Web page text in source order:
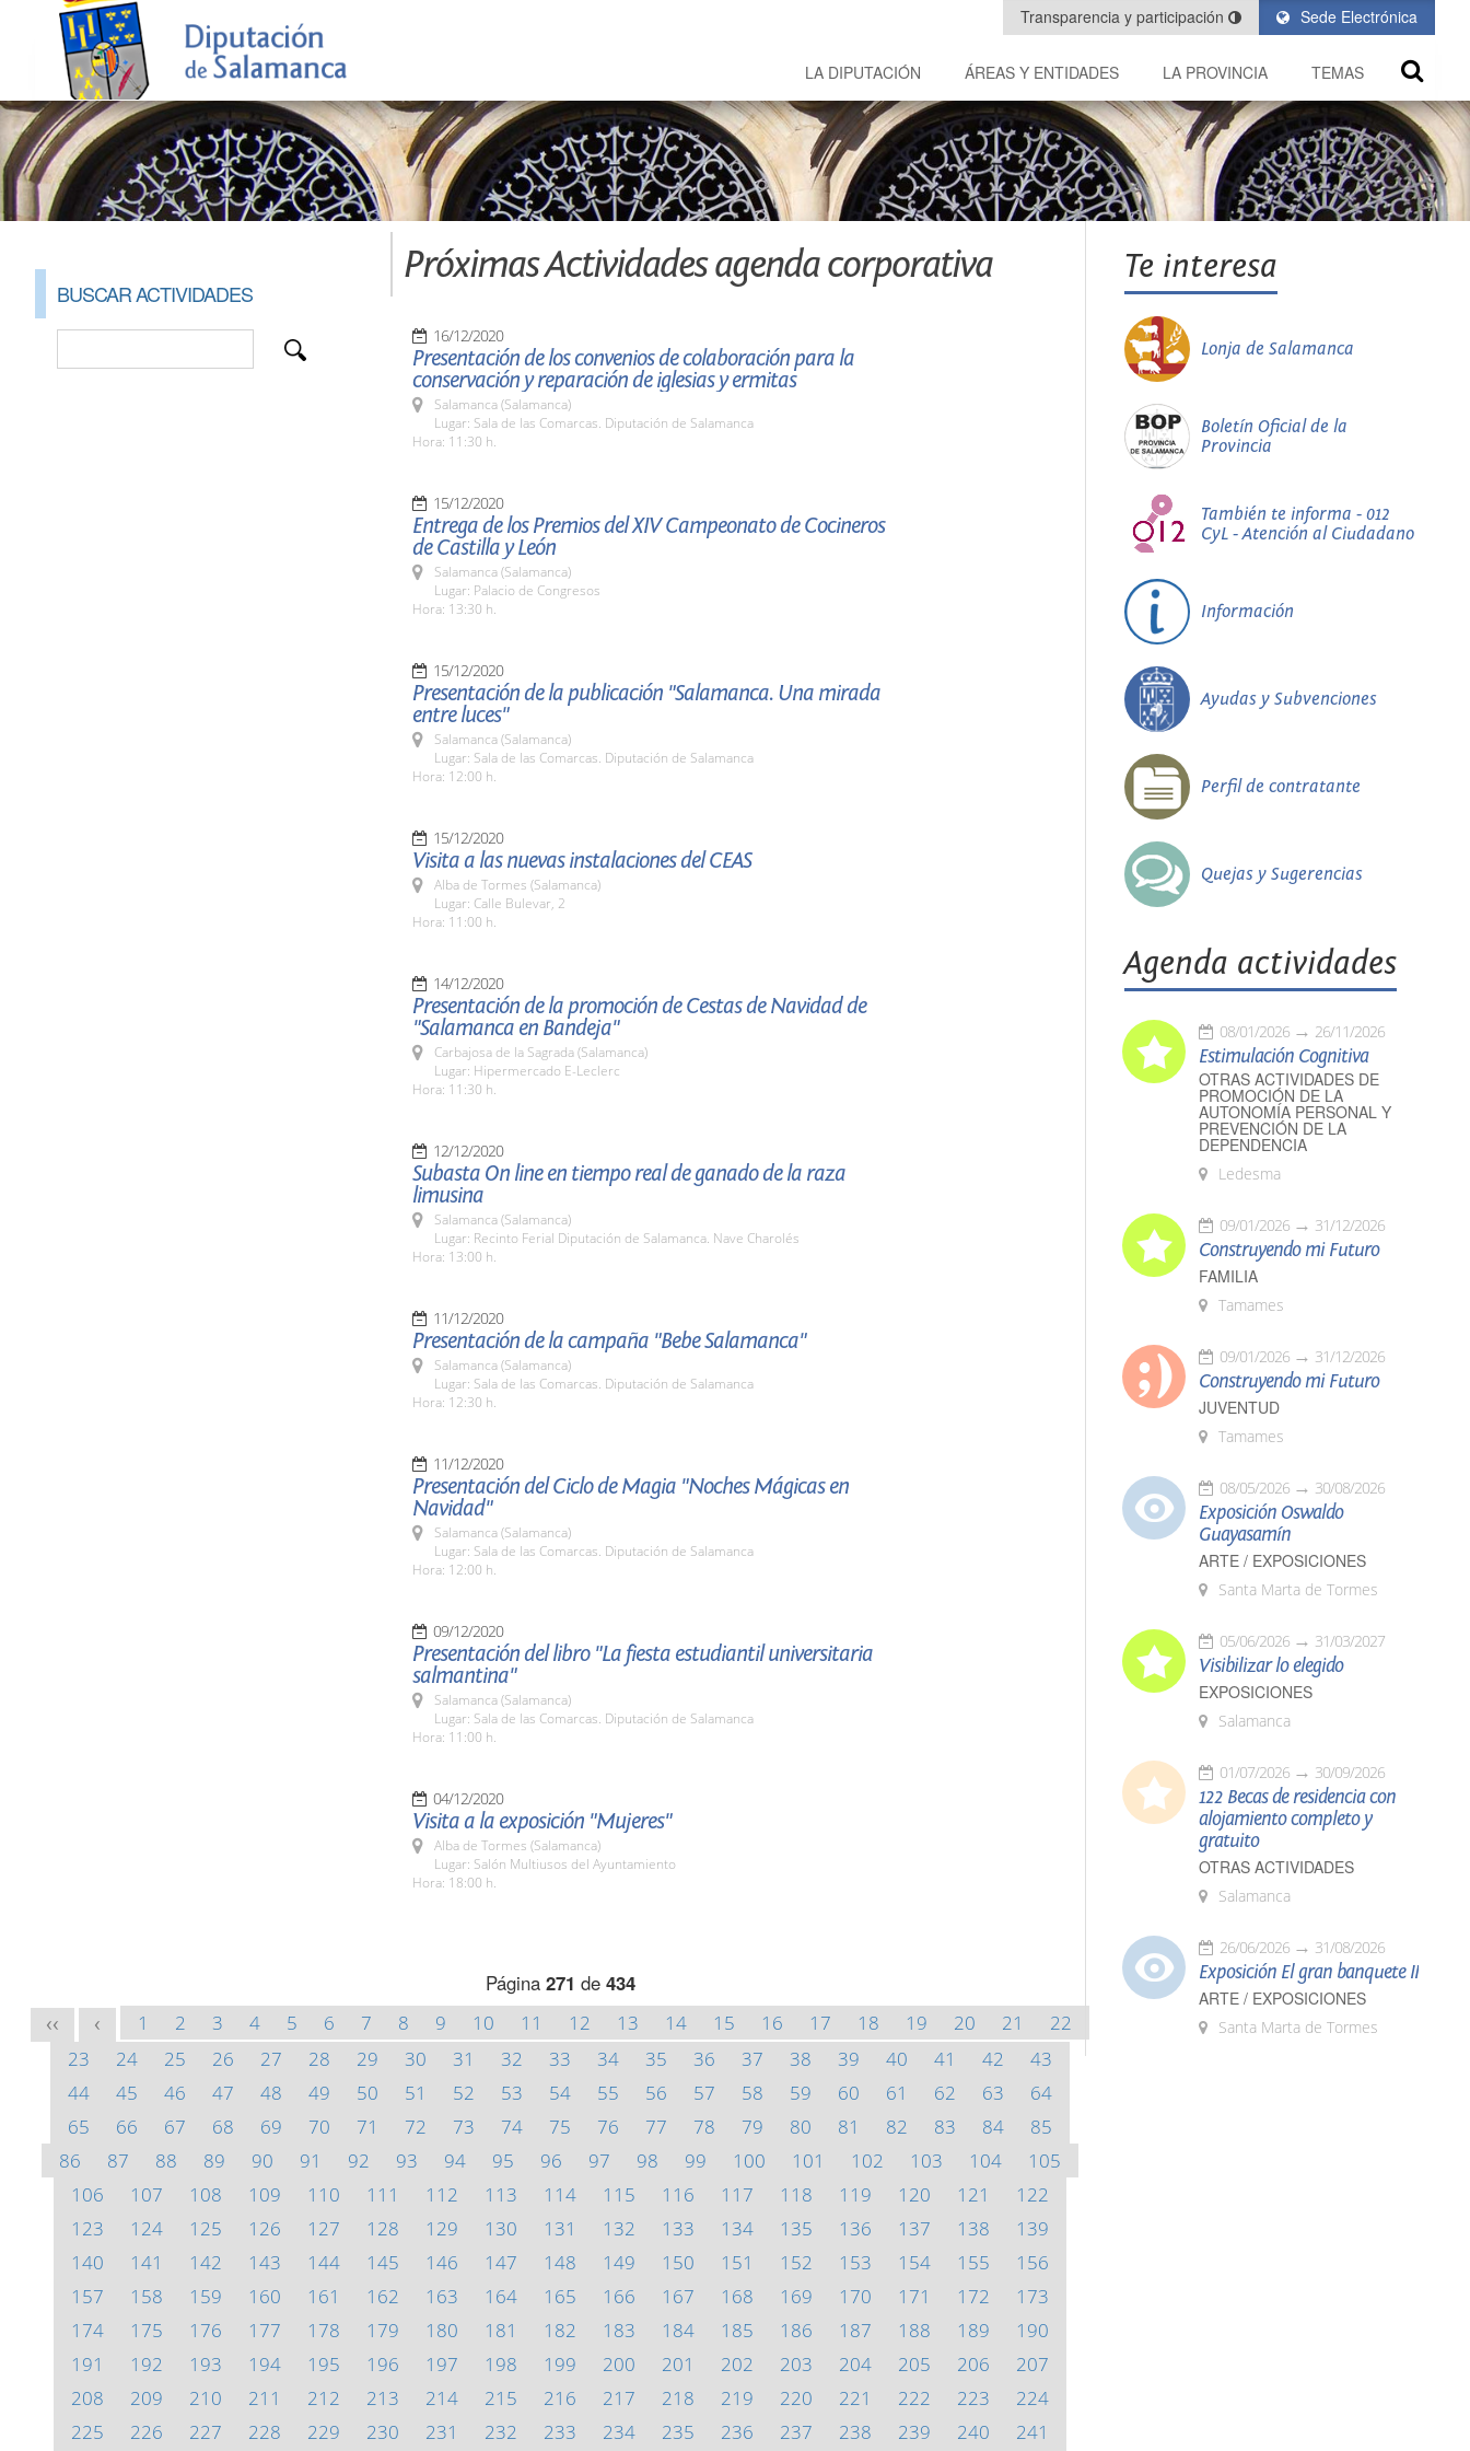
Sede Electrónica
Transparencia y participación
LA DIPUTACIÓN ÁREAS Y ENTIDADES LA PROVINCIA TEMAS
BUSCAR ACTIVIDADES
Próximas Actividades agenda corporativa
16/12/2020
Presentación de los convenios de colaboración para la
conservación y reparación de iglesias y ermitas
Salamanca (Salamanca)
Lugar: Sala de las Comarcas. Diputación de Salamanca
Hora: 11:30 h.
15/12/2020
Entrega de los Premios del XIV Campeonato de Cocineros
de Castilla y León
Salamanca (Salamanca)
Lugar: Palacio de Congresos
Hora: 13:30 h.
15/12/2020
Presentación de la publicación "Salamanca. Una mirada
entre luces"
Salamanca (Salamanca)
Lugar: Sala de las Comarcas. Diputación de Salamanca
Hora: 12:00 h.
15/12/2020
Visita a las nuevas instalaciones del CEAS
Alba de Tormes (Salamanca)
Lugar: Calle Bulevar, 2
Hora: 11:00 h.
14/12/2020
Presentación de la promoción de Cestas de Navidad de
"Salamanca en Bandeja"
Carbajosa de la Sagrada (Salamanca)
Lugar: Hipermercado E-Leclerc
Hora: 11:30 h.
12/12/2020
Subasta On line en tiempo real de ganado de la raza
limusina
Salamanca (Salamanca)
Lugar: Recinto Ferial Diputación de Salamanca. Nave Charolés
Hora: 13:00 h.
11/12/2020
Presentación de la campaña "Bebe Salamanca"
Salamanca (Salamanca)
Lugar: Sala de las Comarcas. Diputación de Salamanca
Hora: 12:30 h.
11/12/2020
Presentación del Ciclo de Magia "Noches Mágicas en
Navidad"
Salamanca (Salamanca)
Lugar: Sala de las Comarcas. Diputación de Salamanca
Hora: 12:00 h.
09/12/2020
Presentación del libro "La fiesta estudiantil universitaria
salmantina"
Salamanca (Salamanca)
Lugar: Sala de las Comarcas. Diputación de Salamanca
Hora: 11:00 h.
04/12/2020
Visita a la exposición "Mujeres"
Alba de Tormes (Salamanca)
Lugar: Salón Multiusos del Ayuntamiento
Hora: 18:00 h.
Página 271 de 434
<< < 1 2 3 4 5 6 7 8 9 10 11 12 13 14 15 16 17 18 19 20 21
22
23
24 25 26 27 28 29 30 31 32 33 34 35 36 37 38 39 40 41 42
43
44
45 46 47 48 49 50 51 52 53 54 55 56 57 58 59 60 61 62 63
64
65
66 67 68 69 70 71 72 73 74 75 76 77 78 79 80 81 82 83 84
85
86
87 88 89 90 91 92 93 94 95 96 97 98 99 100 101 102 103 104
105
106
107 108 109 110 111 112 113 114 115 116 117 118 119 120 121
122
123
124 125 126 127 128 129 130 131 132 133 134 135 136 137 138
139
140
141 142 143 144 145 146 147 148 149 150 151 152 153 154 155
156
157
158 159 160 161 162 163 164 165 166 167 168 169 170 171 172
173
174
175 176 177 178 179 180 181 182 183 184 185 186 187 188 189
190
191
192 193 194 195 196 197 198 199 200 201 202 203 204 205 206
207
208
209 210 211 212 213 214 215 216 217 218 219 220 221 222 223
224
225
226 227 228 229 230 231 232 233 234 235 236 237 238 239 240 241
Te interesa
Lonja de Salamanca
Boletín Oficial de la
Provincia
También te informa - 012
CyL - Atención al Ciudadano
Información
Ayudas y Subvenciones
Perfil de contratante
Quejas y Sugerencias
Agenda actividades
08/01/2026 26/11/2026
Estimulación Cognitiva
OTRAS ACTIVIDADES DE
PROMOCIÓN DE LA
AUTONOMÍA PERSONAL Y
PREVENCIÓN DE LA
DEPENDENCIA
Ledesma
09/01/2026 31/12/2026
Construyendo mi Futuro
FAMILIA
Tamames
09/01/2026 31/12/2026
Construyendo mi Futuro
JUVENTUD
Tamames
08/05/2026 30/08/2026
Exposición Oswaldo
Guayasamín
ARTE / EXPOSICIONES
Santa Marta de Tormes
05/06/2026 31/03/2027
Visibilizar lo elegido
EXPOSICIONES
Salamanca
01/07/2026 30/09/2026
122 Becas de residencia con
alojamiento completo y
gratuito
OTRAS ACTIVIDADES
Salamanca
26/06/2026 31/08/2026
Exposición El gran banquete II
ARTE / EXPOSICIONES
Santa Marta de Tormes